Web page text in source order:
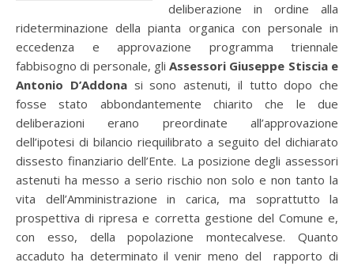
deliberazione in ordine alla
rideterminazione della pianta organica con personale in
eccedenza e approvazione programma triennale
fabbisogno di personale, gliAssessori Giuseppe Stiscia e
Antonio D’Addona si sono astenuti, il tutto dopo che
fosse stato abbondantemente chiarito che le due
deliberazioni erano preordinate all’approvazione
dell’ipotesi di bilancio riequilibrato a seguito del dichiarato
dissesto finanziario dell’Ente. La posizione degli assessori
astenuti ha messo a serio rischio non solo e non tanto la
vita dell’Amministrazione in carica, ma soprattutto la
prospettiva di ripresa e corretta gestione del Comune e,
con esso, della popolazione montecalvese. Quanto
accaduto ha determinato il venir meno del rapporto di